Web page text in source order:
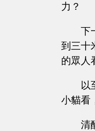
力？
下
到三十
的眾人
以
小貓看
清